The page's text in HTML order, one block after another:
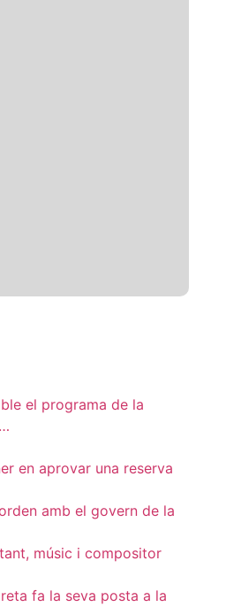
el programa de la
en aprovar una reserva
amb el govern de la
músic i compositor
fa la seva posta a la